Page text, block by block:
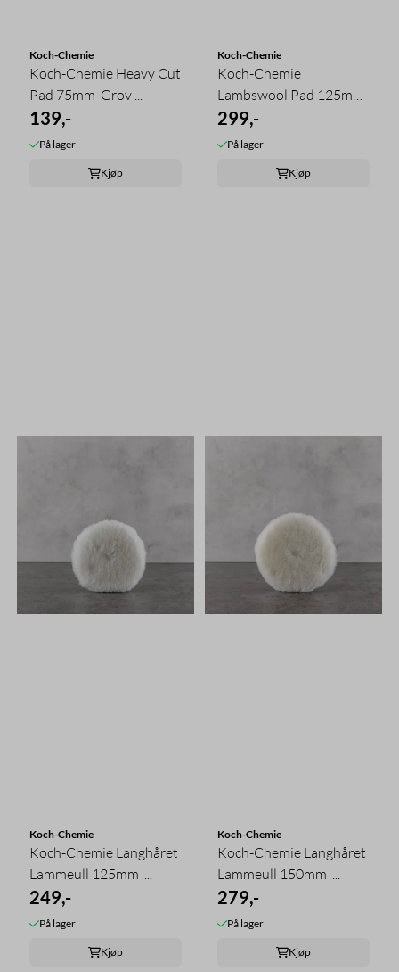
Koch-Chemie
Koch-Chemie Heavy Cut
Pad 75mm  Grov ...
139,-
På lager
Kjøp
Koch-Chemie
Koch-Chemie
Lambswool Pad 125mm 
Korthåret ...
299,-
På lager
Kjøp
Koch-Chemie
Koch-Chemie Langhåret
Lammeull 125mm  ...
249,-
På lager
Kjøp
Koch-Chemie
Koch-Chemie Langhåret
Lammeull 150mm  ...
279,-
På lager
Kjøp